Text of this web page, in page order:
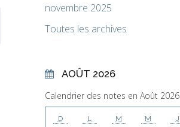
novembre 2025
Toutes les archives
AOÛT 2026
Calendrier des notes en Août 2026
D L M M J